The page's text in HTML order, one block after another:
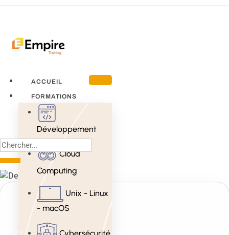
ACCUEIL
FORMATIONS
Développement
Cloud
Computing
Unix - Linux
- macOS